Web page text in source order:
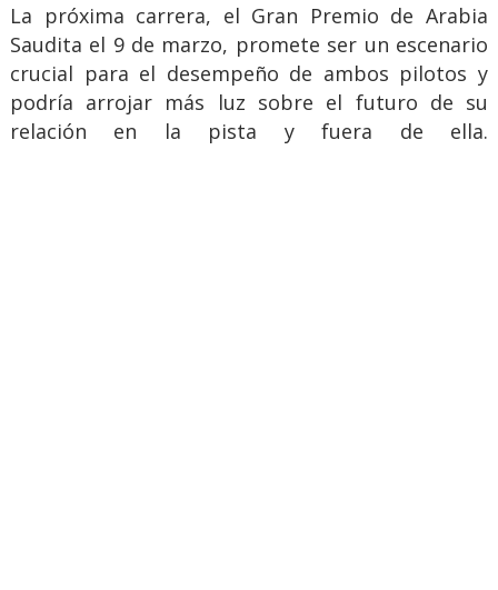
La próxima carrera, el Gran Premio de Arabia
Saudita el 9 de marzo, promete ser un escenario
crucial para el desempeño de ambos pilotos y
podría arrojar más luz sobre el futuro de su
relación en la pista y fuera de ella.